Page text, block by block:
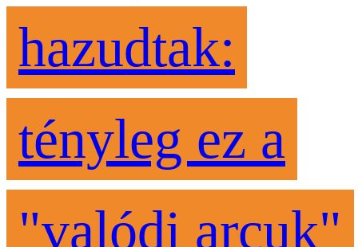
hazudtak:
tényleg ez a
"valódi arcuk"